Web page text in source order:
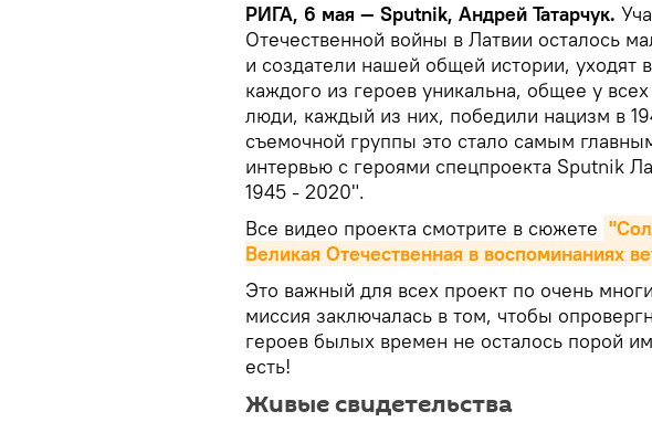
РИГА, 6 мая — Sputnik, Андрей Татарчук.
Отечественной войны в Латвии осталось
и создатели нашей общей истории, уходят
каждого из героев уникальна, общее у
люди, каждый из них, победили нацизм в
съемочной группы это стало самым
интервью с героями спецпроекта Sputnik
1945 - 2020".
Все видео проекта смотрите в сюжете
Великая Отечественная в воспоминаниях
Это важный для всех проект по очень
миссия заключалась в том, чтобы
героев былых времен не осталось порой
есть!
Живые свидетельства